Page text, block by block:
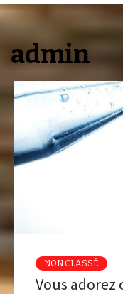
admin
NON CLASSÉ
Vous adorez